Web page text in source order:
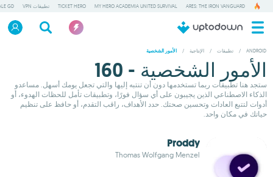
ARES: THE IRON VANGUARD
MY HERO ACADEMIA UNITED SURVIVAL
TICKET HERO تطبيقات VPN GD
ANDROID
/ تطبيقات / الإنتاجية / الأمور الشخصية
الأمور الشخصية - 160
ستجد هنا تطبيقات ربما تستخدمها دون أن تنتبه إليها والتي تجعل يومك أسهل. مساعدو
الذكاء الاصطناعي الذين يجيبون على أي سؤال فورًا، وتطبيقات تأمل للحظات الهدوء، أو
أدوات لتتبع العادات وتحسين صحتك. حدد الأهداف، راقب التقدم، أو حافظ على تنظيم
حياتك في مكان واحد.
Proddy
Thomas Wolfgang Menzel